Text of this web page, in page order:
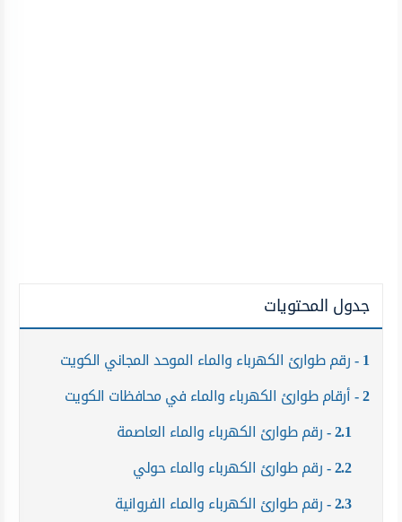
جدول المحتويات
1 رقم طوارئ الكهرباء والماء الموحد المجاني الكويت
2 أرقام طوارئ الكهرباء والماء في محافظات الكويت
2.1 رقم طوارئ الكهرباء والماء العاصمة
2.2 رقم طوارئ الكهرباء والماء حولي
2.3 رقم طوارئ الكهرباء والماء الفروانية